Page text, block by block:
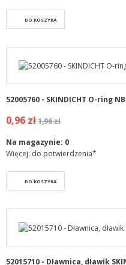
DO KOSZYKA
52005760 - SKINDICHT O-ring
0,96 zł1,96 zł
Na magazynie: 0
Więcej: do potwierdzenia*
DO KOSZYKA
52015710 - Dławnica, dławik